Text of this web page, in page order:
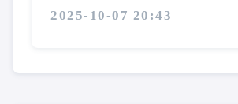
2025-10-07 20:43